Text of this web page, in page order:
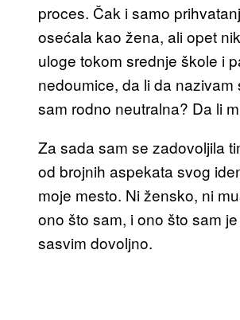
proces. Čak i samo
osećala kao žena, ali opet
uloge tokom srednje škole i
nedoumice, da li da
sam rodno neutralna? Da li
Za sada sam se zadovoljila
od brojnih aspekata svog
moje mesto. Ni žensko, ni
ono što sam, i ono što sam
sasvim dovoljno.